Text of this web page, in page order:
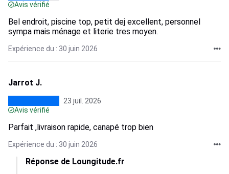
Avis vérifié
Bel endroit, piscine top, petit dej excellent, personnel
sympa mais ménage et literie tres moyen.
Expérience du : 30 juin 2026
Jarrot J.
23 juil. 2026
Avis vérifié
Parfait ,livraison rapide, canapé trop bien
Expérience du : 30 juin 2026
Réponse de Loungitude.fr